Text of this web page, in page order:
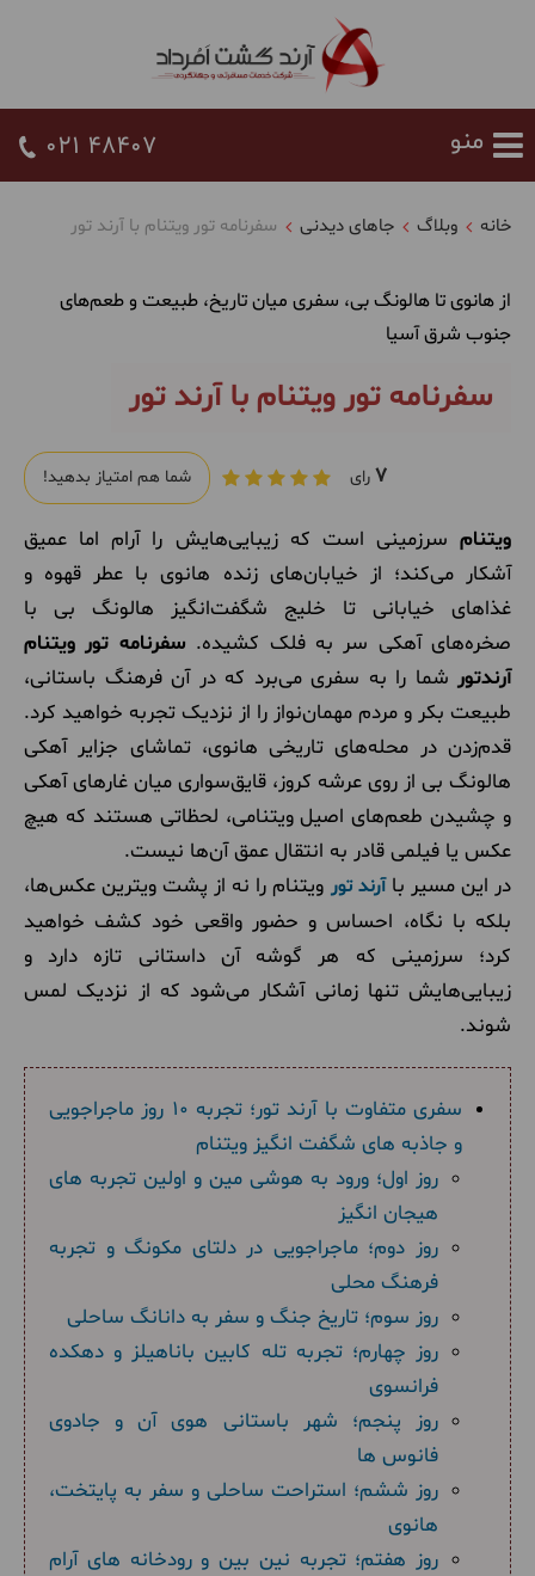
021 48407
خانه وبلاگ جاهای دیدنی سفرنامه تور ویتنام با آرند تور
از هانوی تا هالونگ بی، سفری میان تاریخ، طبیعت و طعم‌های
جنوب شرق آسیا
سفرنامه تور ویتنام با آرند تور
7 رای شما هم امتیاز بدهید!
ویتنام سرزمینی است که زیبایی‌هایش را آرام اما عمیق
آشکار می‌کند؛ از خیابان‌های زنده هانوی با عطر قهوه و
غذاهای خیابانی تا خلیج شگفت‌انگیز هالونگ بی با
صخره‌های آهکی سر به فلک کشیده. سفرنامه تور ویتنام
آرندتور شما را به سفری می‌برد که در آن فرهنگ باستانی،
طبیعت بکر و مردم مهمان‌نواز را از نزدیک تجربه خواهید کرد.
قدم‌زدن در محله‌های تاریخی هانوی، تماشای جزایر آهکی
هالونگ بی از روی عرشه کروز، قایق‌سواری میان غارهای آهکی
و چشیدن طعم‌های اصیل ویتنامی، لحظاتی هستند که هیچ
عکس یا فیلمی قادر به انتقال عمق آن‌ها نیست.
در این مسیر باآرند تور ویتنام را نه از پشت ویترین عکس‌ها،
بلکه با نگاه، احساس و حضور واقعی خود کشف خواهید
کرد؛ سرزمینی که هر گوشه آن داستانی تازه دارد و
زیبایی‌هایش تنها زمانی آشکار می‌شود که از نزدیک لمس
شوند.
سفری متفاوت با آرند تور؛ تجربه 10 روز ماجراجویی
و جاذبه های شگفت انگیز ویتنام
روز اول؛ ورود به هوشی مین و اولین تجربه های
هیجان انگیز
روز دوم؛ ماجراجویی در دلتای مکونگ و تجربه
فرهنگ محلی
روز سوم؛ تاریخ جنگ و سفر به دانانگ ساحلی
روز چهارم؛ تجربه تله کابین باناهیلز و دهکده
فرانسوی
روز پنجم؛ شهر باستانی هوی آن و جادوی
فانوس ها
روز ششم؛ استراحت ساحلی و سفر به پایتخت،
هانوی
روز هفتم؛ تجربه نین بین و رودخانه های آرام